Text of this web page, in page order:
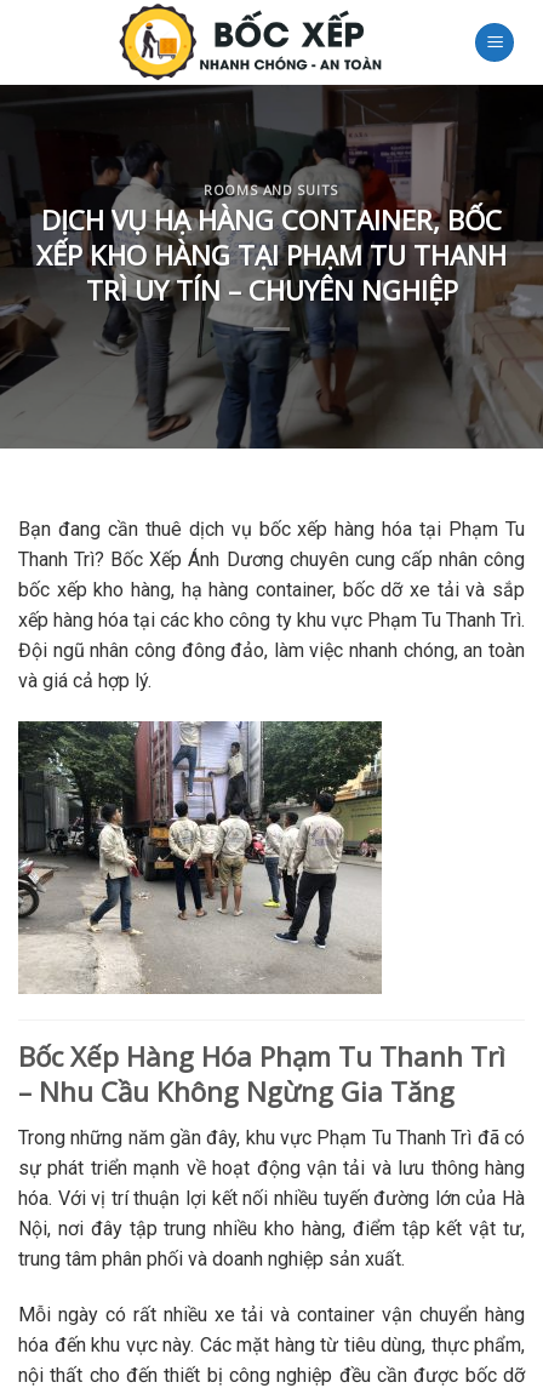
ROOMS AND SUITS
DỊCH VỤ HẠ HÀNG CONTAINER, BỐC
XẾP KHO HÀNG TẠI PHẠM TU THANH
TRÌ UY TÍN – CHUYÊN NGHIỆP
Bạn đang cần thuê dịch vụ bốc xếp hàng hóa tại Phạm Tu
Thanh Trì? Bốc Xếp Ánh Dương chuyên cung cấp nhân công
bốc xếp kho hàng, hạ hàng container, bốc dỡ xe tải và sắp
xếp hàng hóa tại các kho công ty khu vực Phạm Tu Thanh Trì.
Đội ngũ nhân công đông đảo, làm việc nhanh chóng, an toàn
và giá cả hợp lý.
Bốc Xếp Hàng Hóa Phạm Tu Thanh Trì
– Nhu Cầu Không Ngừng Gia Tăng
Trong những năm gần đây, khu vực Phạm Tu Thanh Trì đã có
sự phát triển mạnh về hoạt động vận tải và lưu thông hàng
hóa. Với vị trí thuận lợi kết nối nhiều tuyến đường lớn của Hà
Nội, nơi đây tập trung nhiều kho hàng, điểm tập kết vật tư,
trung tâm phân phối và doanh nghiệp sản xuất.
Mỗi ngày có rất nhiều xe tải và container vận chuyển hàng
hóa đến khu vực này. Các mặt hàng từ tiêu dùng, thực phẩm,
nội thất cho đến thiết bị công nghiệp đều cần được bốc dỡ